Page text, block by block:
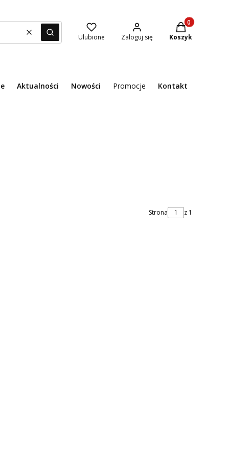
WyczyśćSzukaj Ulubione Zaloguj się
Produkty w
Koszyk
Aktualności Nowości Promocje Kontakt
Strona z 1